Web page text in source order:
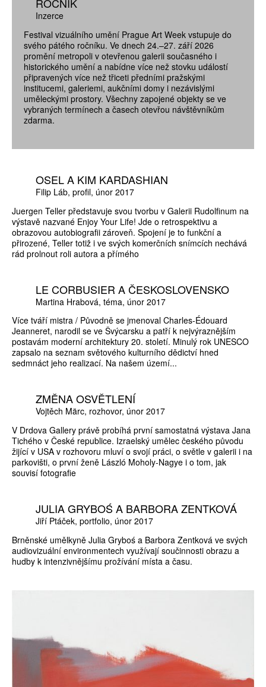
Inzerce
Festival vizuálního umění Prague Art Week vstupuje do
svého pátého ročníku. Ve dnech 24.–27. září 2026
promění metropoli v otevřenou galerii současného i
historického umění a nabídne více než stovku událostí
připravených více než třiceti předními pražskými
institucemi, galeriemi, aukčními domy i nezávislými
uměleckými prostory. Všechny zapojené objekty se ve
vybraných termínech a časech otevřou návštěvníkům
zdarma.
OSEL A KIM KARDASHIAN
Filip Láb profil únor 2017
Juergen Teller představuje svou tvorbu v Galerii Rudolfinum na
výstavě nazvané Enjoy Your Life! Jde o retrospektivu a
obrazovou autobiografii zároveň. Spojení je to funkční a
přirozené, Teller totiž i ve svých komerčních snímcích nechává
rád prolnout roli autora a přímého
LE CORBUSIER A ČESKOSLOVENSKO
Martina Hrabová téma únor 2017
Více tváří mistra / Původně se jmenoval Charles-Édouard
Jeanneret, narodil se ve Švýcarsku a patří k nejvýraznějším
postavám moderní architektury 20. století. Minulý rok UNESCO
zapsalo na seznam světového kulturního dědictví hned
sedmnáct jeho realizací. Na našem území...
ZMĚNA OSVĚTLENÍ
Vojtěch Märc rozhovor únor 2017
V Drdova Gallery právě probíhá první samostatná výstava Jana
Tichého v České republice. Izraelský umělec českého původu
žijící v USA v rozhovoru mluví o svojí práci, o světle v galerii i na
parkovišti, o první ženě László Moholy-Nagye i o tom, jak
souvisí fotografie
JULIA GRYBOŚ A BARBORA ZENTKOVÁ
Jiří Ptáček portfolio únor 2017
Brněnské umělkyně Julia Gryboś a Barbora Zentková ve svých
audiovizuální environmentech využívají součinnosti obrazu a
hudby k intenzivnějšímu prožívání místa a času.